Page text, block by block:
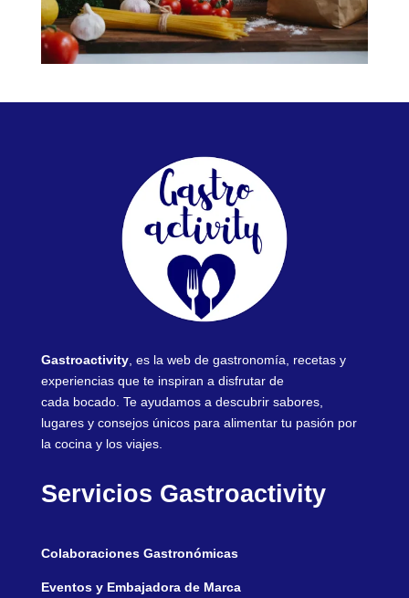
Gastroactivity, es la web de gastronomía, recetas y
experiencias que te inspiran a disfrutar de
cada bocado. Te ayudamos a descubrir sabores,
lugares y consejos únicos para alimentar tu pasión por
la cocina y los viajes.
Servicios Gastroactivity
Colaboraciones Gastronómicas
Eventos y Embajadora de Marca